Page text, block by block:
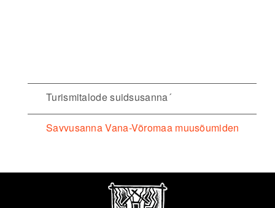
Turismitalode suidsusanna´
Savvusanna Vana-Võromaa muusõumiden